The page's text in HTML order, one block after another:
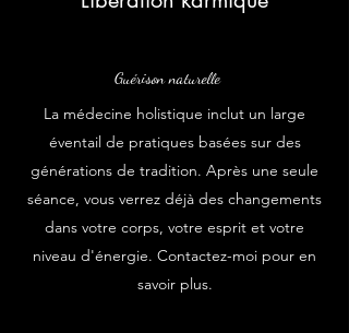
Guérison naturelle
La médecine holistique inclut un large
éventail de pratiques basées sur des
générations de tradition. Après une seule
séance, vous verrez déjà des changements
dans votre corps, votre esprit et votre
niveau d'énergie. Contactez-moi pour en
savoir plus.